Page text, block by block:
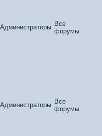
Администраторы Все
форумы
Администраторы Все
форумы